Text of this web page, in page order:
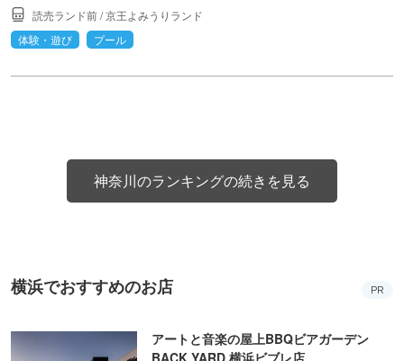
読売ランド前/京王よみうりランド
体験・遊び
プール
神奈川のランキングの続きを見る
横浜でおすすめのお店 PR
アートと音楽の屋上BBQビアガーデン
BACK YARD 横浜ビブレ店